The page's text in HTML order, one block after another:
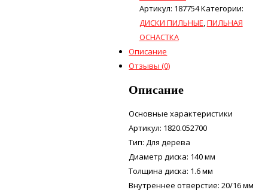
Артикул: 187754Категории:
ДИСКИ ПИЛЬНЫЕ,ПИЛЬНАЯ
ОСНАСТКА
Описание
Отзывы (0)
Описание
Основные характеристики
Артикул: 1820.052700
Тип: Для дерева
Диаметр диска: 140 мм
Толщина диска: 1.6 мм
Внутреннее отверстие: 20/16 мм